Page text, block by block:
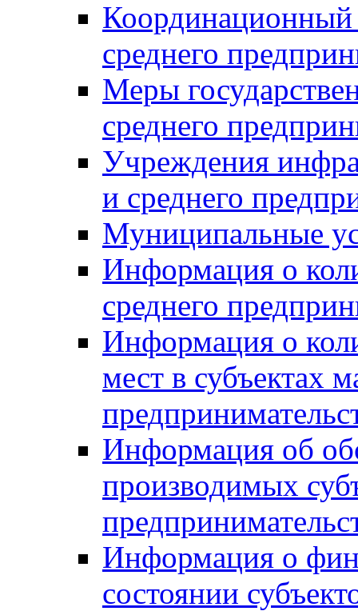
Координационный
среднего
Меры
среднего
Учреждения
и среднего
Муниципальные
Информация о
среднего
Информация о
мест в субъектах
Информация об
производимых
Информация о
состоянии